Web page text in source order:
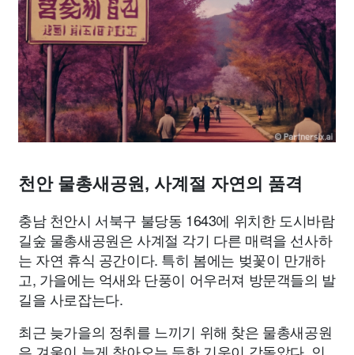
맛집 IT 컴퓨터 기술 종교 사회 정치 건강
의료 의학 경제 마케팅 부동산 외국어 교육
교통 생활 기타
천안 물총새공원, 사계절 자연의 품격
충남 천안시 서북구 불당동 1643에 위치한 도시바람
길숲 물총새공원은 사계절 각기 다른 매력을 선사하
는 자연 휴식 공간이다. 특히 봄에는 벚꽃이 만개하
고, 가을에는 억새와 단풍이 어우러져 방문객들의 발
길을 사로잡는다.
최근 늦가을의 정취를 느끼기 위해 찾은 물총새공원